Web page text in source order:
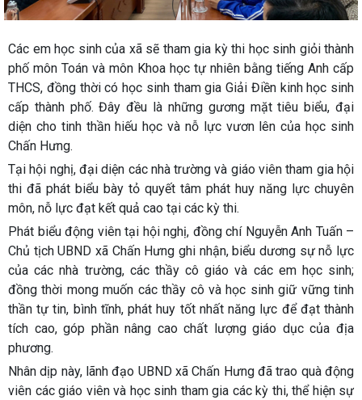
Các em học sinh của xã sẽ tham gia kỳ thi học sinh giỏi thành
phố môn Toán và môn Khoa học tự nhiên bằng tiếng Anh cấp
THCS, đồng thời có học sinh tham gia Giải Điền kinh học sinh
cấp thành phố. Đây đều là những gương mặt tiêu biểu, đại
diện cho tinh thần hiếu học và nỗ lực vươn lên của học sinh
Chấn Hưng.
Tại hội nghị, đại diện các nhà trường và giáo viên tham gia hội
thi đã phát biểu bày tỏ quyết tâm phát huy năng lực chuyên
môn, nỗ lực đạt kết quả cao tại các kỳ thi.
Phát biểu động viên tại hội nghị, đồng chí Nguyễn Anh Tuấn –
Chủ tịch UBND xã Chấn Hưng ghi nhận, biểu dương sự nỗ lực
của các nhà trường, các thầy cô giáo và các em học sinh;
đồng thời mong muốn các thầy cô và học sinh giữ vững tinh
thần tự tin, bình tĩnh, phát huy tốt nhất năng lực để đạt thành
tích cao, góp phần nâng cao chất lượng giáo dục của địa
phương.
Nhân dịp này, lãnh đạo UBND xã Chấn Hưng đã trao quà động
viên các giáo viên và học sinh tham gia các kỳ thi, thể hiện sự